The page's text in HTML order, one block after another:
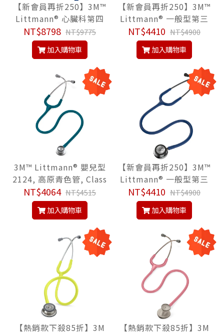
【新會員再折250】3M™
Littmann® 心臟科第四
代6154, 海軍藍色管, Ca
rdiology IV™ Stethosc
ope, 聽診器
NT$8798 NT$9775
加入購物車
【新會員再折250】3M™
Littmann® 一般型第三
代 5806, 冰苺紅色管/炫
彩聽頭, Classic III™ Ste
thoscope, 聽診器
NT$4410 NT$4900
加入購物車
3M™ Littmann® 嬰兒型
2124, 高原青色管, Class
ic II Infant™ Stethosco
pe, 聽診器
NT$4064 NT$4515
加入購物車
【新會員再折250】3M™
Littmann® 一般型第三
代 5863, 海軍藍色管/鏡
面聽頭, Classic III™ Ste
thoscope, 聽診器
NT$4410 NT$4900
加入購物車
【熱銷款下殺85折】3M 【熱銷款下殺85折】3M